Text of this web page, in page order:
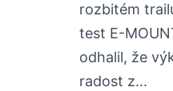
rozbitém
test E-
odhalil, že
radost z...